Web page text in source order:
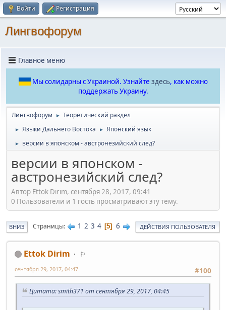
Войти Регистрация
Лингвофорум
Главное меню
Мы солидарны с Украиной. Узнайте здесь, как можно
поддержать Украину.
Лингвофорум ► Теоретический раздел
► Языки Дальнего Востока ► Японский язык
► версии в японском - австронезийский след?
версии в японском -
австронезийский след?
Автор Ettok Dirim, сентября 28, 2017, 09:41
0 Пользователи и 1 гость просматривают эту тему.
ВНИЗ Страницы 1 2 3 4 5 6 ДЕЙСТВИЯ ПОЛЬЗОВАТЕЛЯ
Ettok Dirim
⚐
#100
сентября 29, 2017, 04:47
Цитата: smith371 от сентября 29, 2017, 04:45